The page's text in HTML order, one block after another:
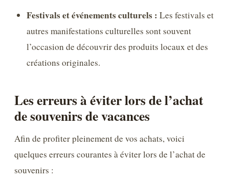
Festivals et événements culturels : Les festivals et
autres manifestations culturelles sont souvent
l’occasion de découvrir des produits locaux et des
créations originales.
Les erreurs à éviter lors de l’achat
de souvenirs de vacances
Afin de profiter pleinement de vos achats, voici
quelques erreurs courantes à éviter lors de l’achat de
souvenirs :